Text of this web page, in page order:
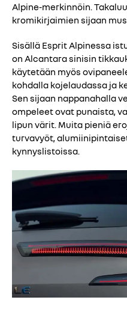
Alpine-merkinnöin.
kromikirjaimien sijaan
Sisällä Esprit Alpinessa
on Alcantara sinisin
käytetään myös
kohdalla kojelaudassa ja
Sen sijaan nappanahalla
ompeleet ovat punaista,
lipun värit. Muita pieniä
turvavyöt,
kynnyslistoissa.